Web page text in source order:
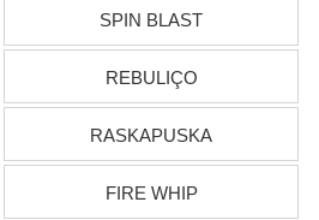
SPIN BLAST
REBULIÇO
RASKAPUSKA
FIRE WHIP